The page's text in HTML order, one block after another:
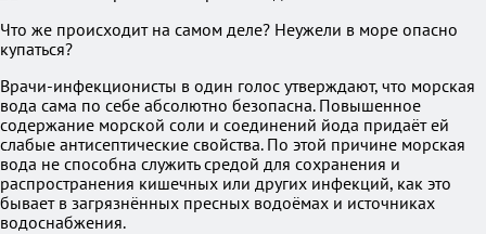
Что же происходит на самом деле? Неужели в море опасно
купаться?
Врачи-инфекционисты в один голос утверждают, что морская
вода сама по себе абсолютно безопасна. Повышенное
содержание морской соли и соединений йода придаёт ей
слабые антисептические свойства. По этой причине морская
вода не способна служить средой для сохранения и
распространения кишечных или других инфекций, как это
бывает в загрязнённых пресных водоёмах и источниках
водоснабжения.